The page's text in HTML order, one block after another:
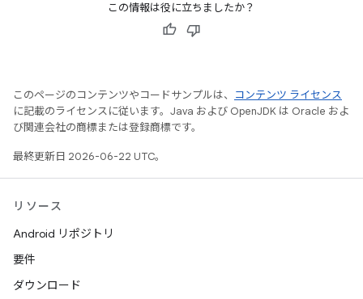
この情報は役に立ちましたか？
このページのコンテンツやコードサンプルは、
コンテンツ ライセンス
に記載のライセンスに従います。Java および OpenJDK は Oracle およ
び関連会社の商標または登録商標です。
最終更新日 2026-06-22 UTC。
リソース
Android リポジトリ
要件
ダウンロード